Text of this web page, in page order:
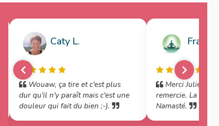
Caty L.
Wouaw, ça tire et c'est plus
dur qu'il n'y paraît mais c'est une
douleur qui fait du bien ;-).
Merci Julie,
remercie. La gène
Namasté.